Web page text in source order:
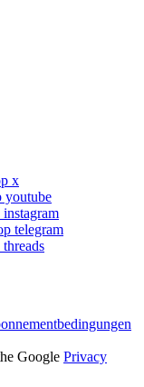
x
youtube
telegram
Google Privacy